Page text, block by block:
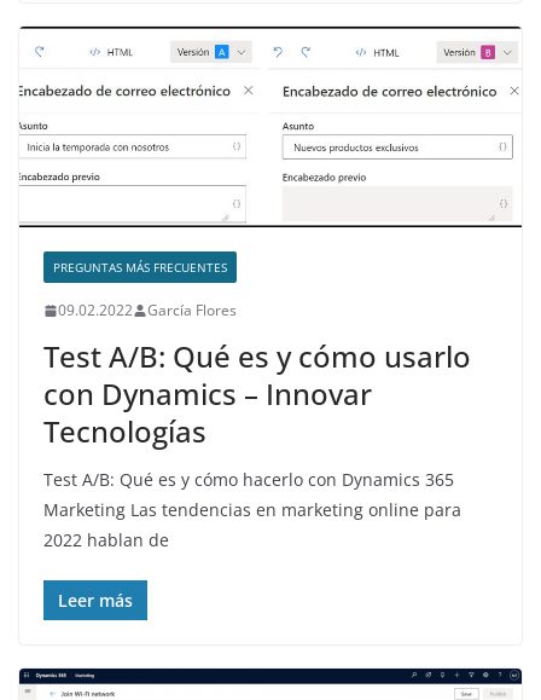
PREGUNTAS MÁS FRECUENTES
09.02.2022 García Flores
Test A/B: Qué es y cómo usarlo
con Dynamics – Innovar
Tecnologías
Test A/B: Qué es y cómo hacerlo con Dynamics 365
Marketing Las tendencias en marketing online para
2022 hablan de
Leer más